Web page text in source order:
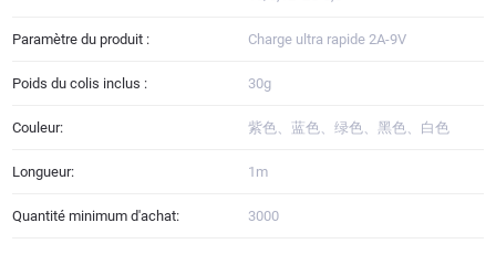
Paramètre du produit : Charge ultra rapide 2A-9V
Poids du colis inclus : 30g
Couleur: 紫色、蓝色、绿色、黑色、白色
Longueur: 1m
Quantité minimum d'achat: 3000